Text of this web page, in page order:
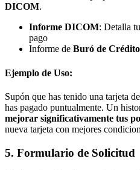
DICOM.
Informe DICOM: Detalla
pago
Informe de Buró de Crédito
Ejemplo de Uso:
Supón que has tenido una tarjeta
has pagado puntualmente. Un
mejorar significativamente tus
nueva tarjeta con mejores
5. Formulario de Solicitud